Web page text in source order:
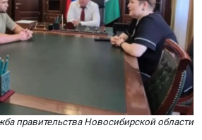
правительства Новосибирской области